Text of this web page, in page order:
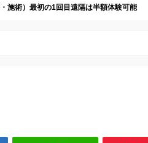
施術）最初の1回目遠隔は半額体験可能